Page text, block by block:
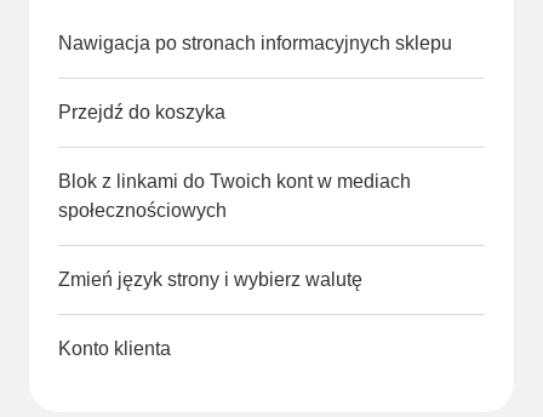
Nawigacja po stronach informacyjnych sklepu
Przejdź do koszyka
Blok z linkami do Twoich kont w mediach
społecznościowych
Zmień język strony i wybierz walutę
Konto klienta